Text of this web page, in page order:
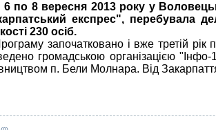
6 по 8 вересня 2013 року у
експрес", перебувала
230 осіб.
започатковано і вже третій рік
громадською організацією
п. Бели Молнара. Від